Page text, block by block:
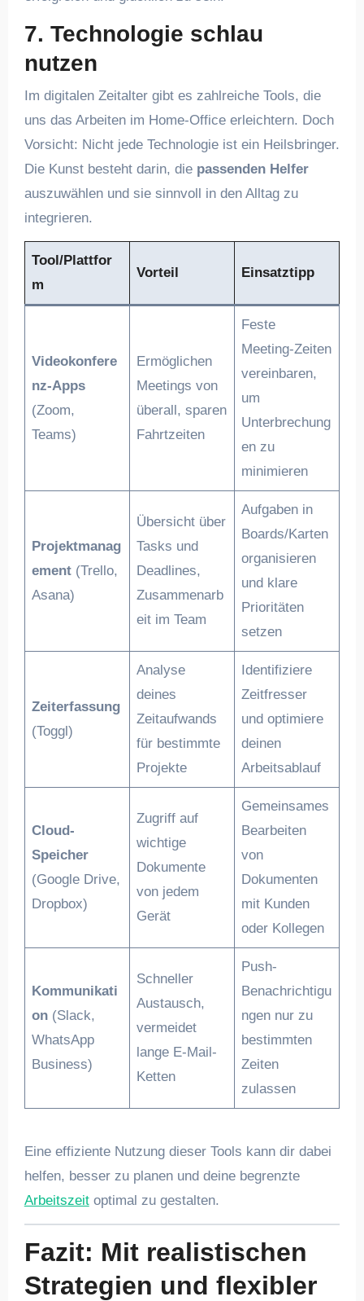
7. Technologie schlau
nutzen
Im digitalen Zeitalter gibt es zahlreiche Tools, die
uns das Arbeiten im Home-Office erleichtern. Doch
Vorsicht: Nicht jede Technologie ist ein Heilsbringer.
Die Kunst besteht darin, die passenden Helfer
auszuwählen und sie sinnvoll in den Alltag zu
integrieren.
Tool/Plattfor
m
Vorteil Einsatztipp
Videokonfere
nz-Apps
(Zoom,
Teams)
Ermöglichen
Meetings von
überall, sparen
Fahrtzeiten
Feste
Meeting-Zeiten
vereinbaren,
um
Unterbrechung
en zu
minimieren
Projektmanag
ement (Trello,
Asana)
Übersicht über
Tasks und
Deadlines,
Zusammenarb
eit im Team
Aufgaben in
Boards/Karten
organisieren
und klare
Prioritäten
setzen
Zeiterfassung
(Toggl)
Analyse
deines
Zeitaufwands
für bestimmte
Projekte
Identifiziere
Zeitfresser
und optimiere
deinen
Arbeitsablauf
Cloud-
Speicher
(Google Drive,
Dropbox)
Zugriff auf
wichtige
Dokumente
von jedem
Gerät
Gemeinsames
Bearbeiten
von
Dokumenten
mit Kunden
oder Kollegen
Kommunikati
on (Slack,
WhatsApp
Business)
Schneller
Austausch,
vermeidet
lange E-Mail-
Ketten
Push-
Benachrichtigu
ngen nur zu
bestimmten
Zeiten
zulassen
Eine effiziente Nutzung dieser Tools kann dir dabei
helfen, besser zu planen und deine begrenzte
Arbeitszeitoptimal zu gestalten.
Fazit: Mit realistischen
Strategien und flexibler